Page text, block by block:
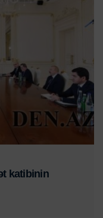
katibinin